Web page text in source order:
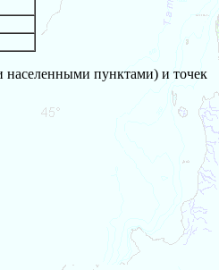
населенными пунктами) и точек